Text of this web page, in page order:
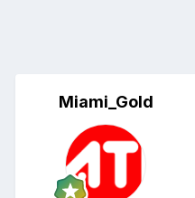
Miami_Gold